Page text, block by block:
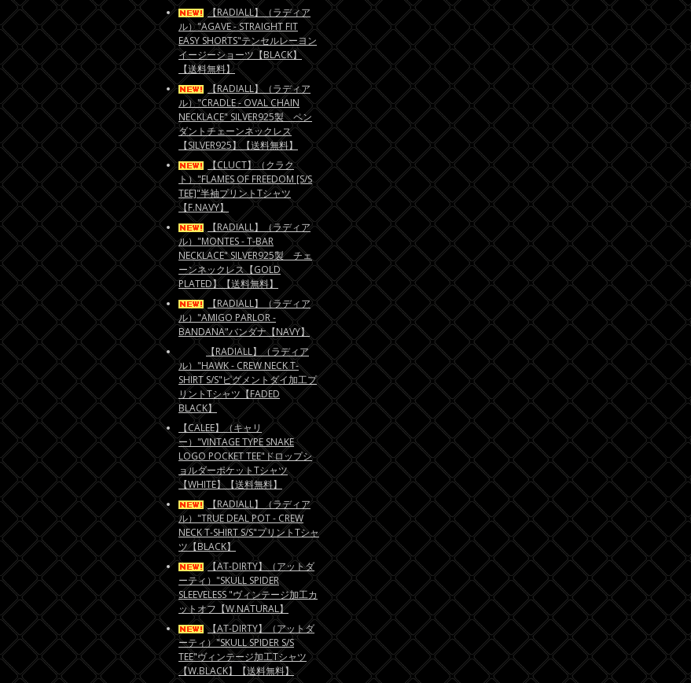
【RADIALL】（ラディア
ル）"AGAVE - STRAIGHT FIT
EASY SHORTS"テンセルレーヨン
イージーショーツ【BLACK】
【送料無料】
【RADIALL】（ラディア
ル）"CRADLE - OVAL CHAIN
NECKLACE" SILVER925製 ペン
ダントチェーンネックレス
【SILVER925】【送料無料】
【CLUCT】（クラク
ト）"FLAMES OF FREEDOM [S/S
TEE]"半袖プリントTシャツ
【F.NAVY】
【RADIALL】（ラディア
ル）"MONTES - T-BAR
NECKLACE" SILVER925製 チェ
ーンネックレス【GOLD
PLATED】【送料無料】
【RADIALL】（ラディア
ル）"AMIGO PARLOR -
BANDANA"バンダナ【NAVY】
【RADIALL】（ラディア
ル）"HAWK - CREW NECK T-
SHIRT S/S"ピグメントダイ加工プ
リントTシャツ【FADED
BLACK】
【CALEE】（キャリ
ー）"VINTAGE TYPE SNAKE
LOGO POCKET TEE"ドロップシ
ョルダーポケットTシャツ
【WHITE】【送料無料】
【RADIALL】（ラディア
ル）"TRUE DEAL POT - CREW
NECK T-SHIRT S/S"プリントTシャ
ツ【BLACK】
【AT-DIRTY】（アットダ
ーティ）"SKULL SPIDER
SLEEVELESS "ヴィンテージ加工カ
ットオフ【W.NATURAL】
【AT-DIRTY】（アットダ
ーティ）"SKULL SPIDER S/S
TEE"ヴィンテージ加工Tシャツ
【W.BLACK】【送料無料】